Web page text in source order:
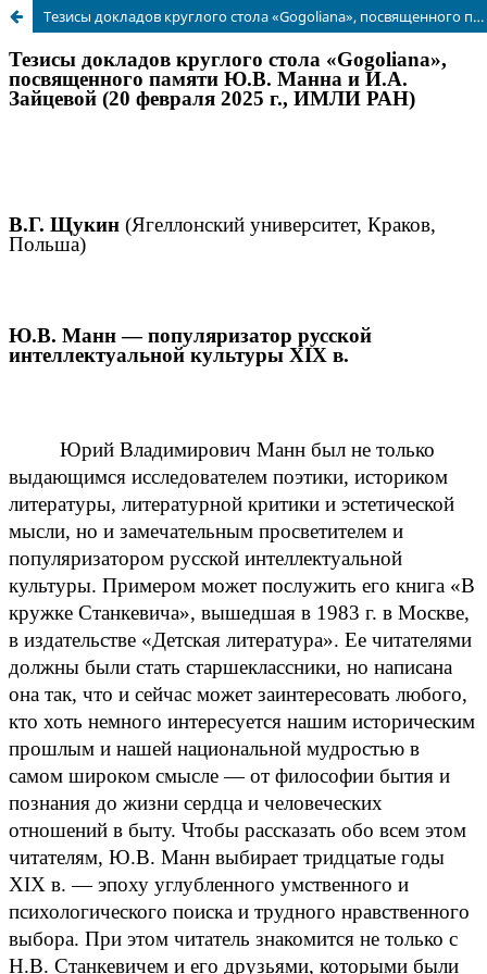
Тезисы докладов круглого стола «Gogoliana», посвященного памяти Ю.В. Манна и И.А. Зайцевой (20 февраля 2025 г., ИМЛИ РАН)